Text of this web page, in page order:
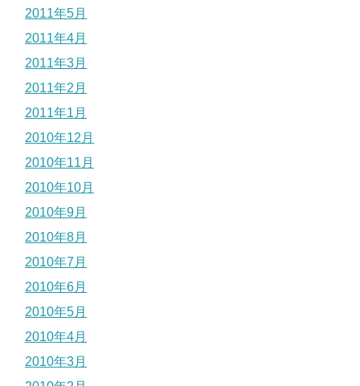
2011年5月
2011年4月
2011年3月
2011年2月
2011年1月
2010年12月
2010年11月
2010年10月
2010年9月
2010年8月
2010年7月
2010年6月
2010年5月
2010年4月
2010年3月